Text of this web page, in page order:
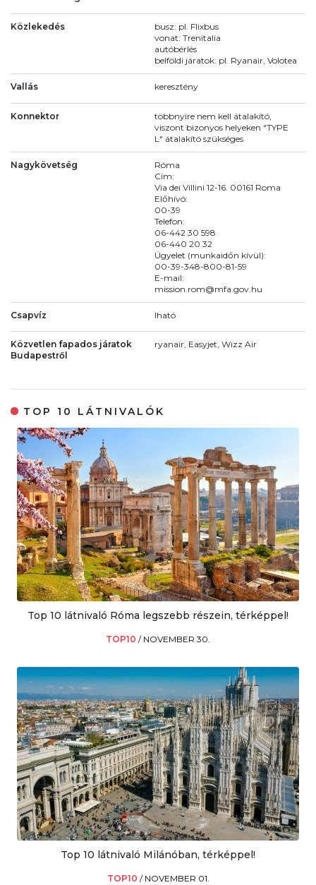
Közlekedés
busz: pl. Flixbus
vonat: Trenitalia
autóbérlés
belföldi járatok: pl. Ryanair, Volotea
Vallás keresztény
Konnektor
többnyire nem kell átalakító,
viszont bizonyos helyeken "TYPE
L" átalakító szükséges
Nagykövetség
Róma
Cím:
Via dei Villini 12-16. 00161 Roma
Előhívó:
00-39
Telefon:
06-442 30 598
06-440 20 32
Ügyelet (munkaidőn kívül):
00-39-348-800-81-59
E-mail:
mission.rom@mfa.gov.hu
Csapvíz Iható
Közvetlen fapados járatok
Budapestről
ryanair, Easyjet, Wizz Air
TOP 10 LÁTNIVALÓK
Top 10 látnivaló Róma legszebb részein, térképpel!
TOP10 / NOVEMBER 30.
Top 10 látnivaló Milánóban, térképpel!
TOP10 / NOVEMBER 01.